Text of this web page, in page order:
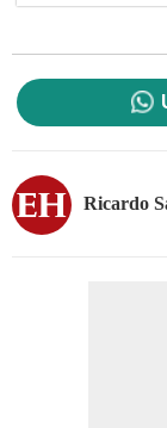
Ricardo